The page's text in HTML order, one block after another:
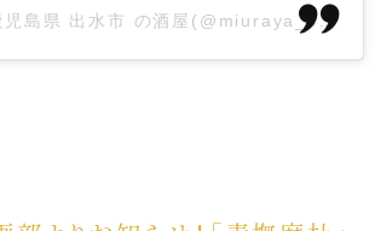
酒舗 三浦屋｜鹿児島県 出水市 の酒屋(@miuraya_syotyu)がシェアした投稿